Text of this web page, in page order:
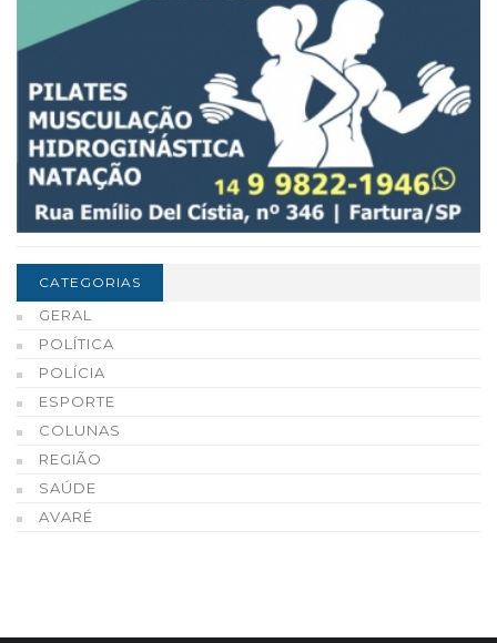
CATEGORIAS
GERAL
POLÍTICA
POLÍCIA
ESPORTE
COLUNAS
REGIÃO
SAÚDE
AVARÉ